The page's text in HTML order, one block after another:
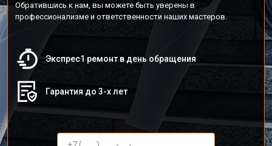
Обратившись к нам, вы можете быть уверены в
профессионализме и ответственности наших мастеров.
Экспрес1 ремонт в день обращения
Гарантия до 3-х лет